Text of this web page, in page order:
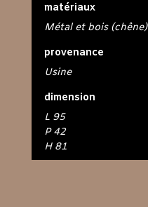
matériaux
Métal et bois (chêne)
provenance
Usine
dimension
L 95
P 42
H 81